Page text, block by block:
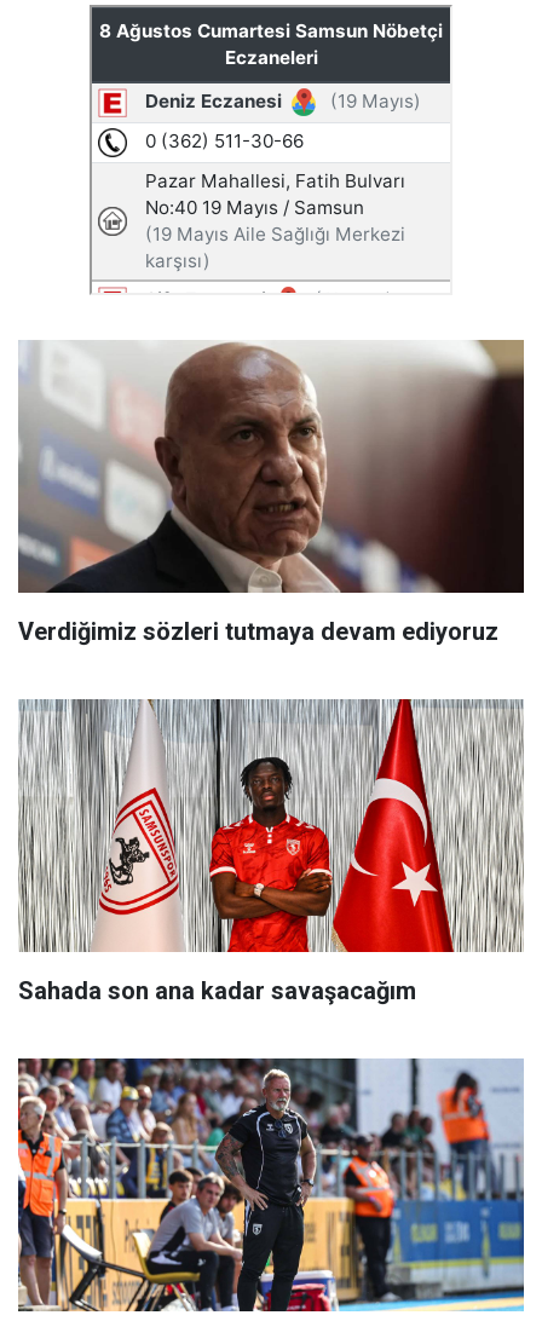
Verdiğimiz sözleri tutmaya devam ediyoruz
Sahada son ana kadar savaşacağım